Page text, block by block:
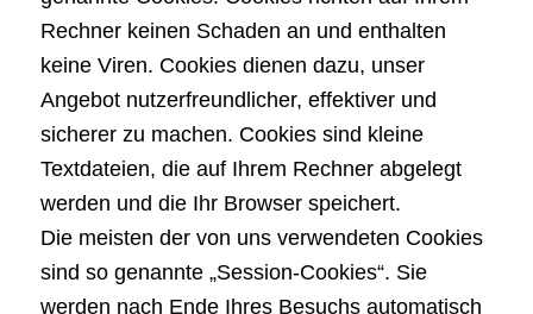
Rechner keinen Schaden an und enthalten
keine Viren. Cookies dienen dazu, unser
Angebot nutzerfreundlicher, effektiver und
sicherer zu machen. Cookies sind kleine
Textdateien, die auf Ihrem Rechner abgelegt
werden und die Ihr Browser speichert.
Die meisten der von uns verwendeten Cookies
sind so genannte „Session-Cookies“. Sie
werden nach Ende Ihres Besuchs automatisch